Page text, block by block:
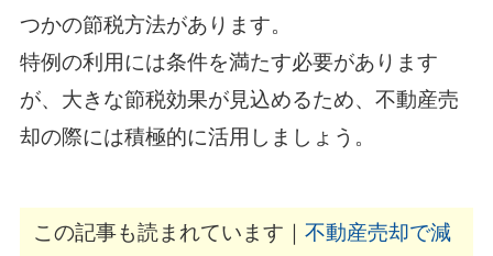
つかの節税方法があります。
特例の利用には条件を満たす必要があります
が、大きな節税効果が見込めるため、不動産売
却の際には積極的に活用しましょう。
この記事も読まれています｜ 不動産売却で減